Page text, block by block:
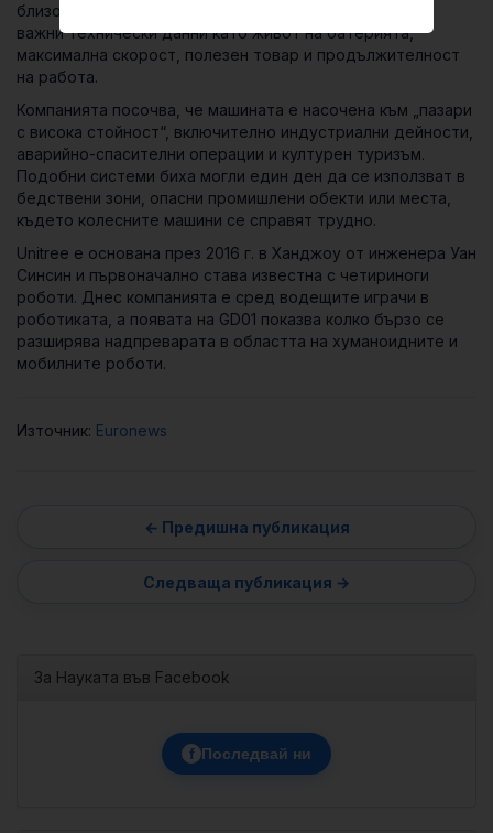
близо 500 000 евро, а Unitree все още не е разкрила
важни технически данни като живот на батерията,
максимална скорост, полезен товар и продължителност
на работа.
Компанията посочва, че машината е насочена към „пазари
с висока стойност“, включително индустриални дейности,
аварийно-спасителни операции и културен туризъм.
Подобни системи биха могли един ден да се използват в
бедствени зони, опасни промишлени обекти или места,
където колесните машини се справят трудно.
Unitree е основана през 2016 г. в Ханджоу от инженера Уан
Синсин и първоначално става известна с четириноги
роботи. Днес компанията е сред водещите играчи в
роботиката, а появата на GD01 показва колко бързо се
разширява надпреварата в областта на хуманоидните и
мобилните роботи.
Източник: Euronews
За Науката във Facebook
f Последвай ни